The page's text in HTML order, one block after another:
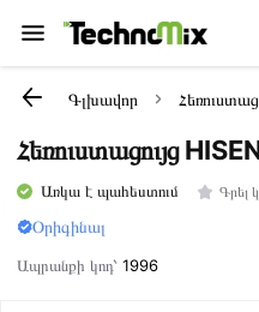
Գլխավոր
Հեռուստացույց
Առկա է պահեստում Գրել
Օրիգինալ
Ապրանքի կոդ՝1996